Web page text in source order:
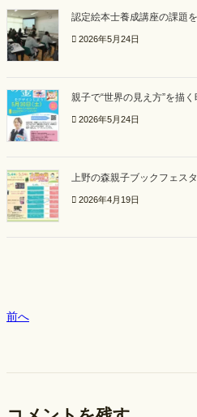
認定絵本士養成講座の課題
2026年5月24日
親子で“世界の見え方”を描く
2026年5月24日
上野の森親子ブックフェス
2026年4月19日
前へ